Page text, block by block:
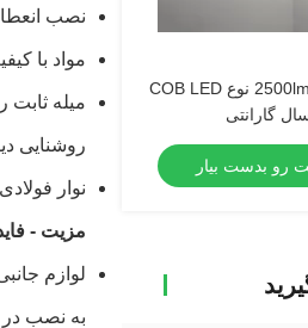
نور خطی 2500lm Skyline نوع COB LED
رو بدست بیار
نصب
مواد با
میله ثابت را می توان با 45 درجه تنظیم کرد،
روشنایی
نوار فولادی می تواند تا 25 متر باشد که می
مزیت -
لوازم
به نصب